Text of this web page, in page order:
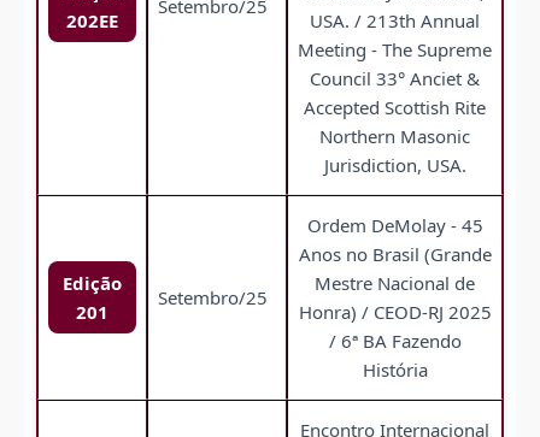
202EE
Setembro/25
USA. / 213th Annual
Meeting - The Supreme
Council 33° Anciet &
Accepted Scottish Rite
Northern Masonic
Jurisdiction, USA.
Edição
201
Setembro/25
Ordem DeMolay - 45
Anos no Brasil (Grande
Mestre Nacional de
Honra) / CEOD-RJ 2025
/ 6ª BA Fazendo
História
Encontro Internacional